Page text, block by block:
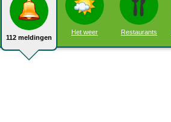
112 meldingen
Het weer Restaurants